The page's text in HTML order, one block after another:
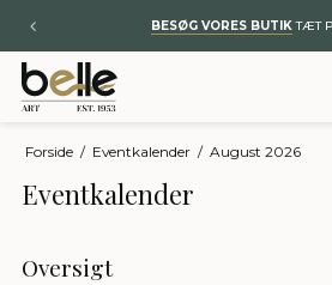
BESØG VORES BUTIKTÆT
Forside / Eventkalender / August 2026
Eventkalender
Oversigt